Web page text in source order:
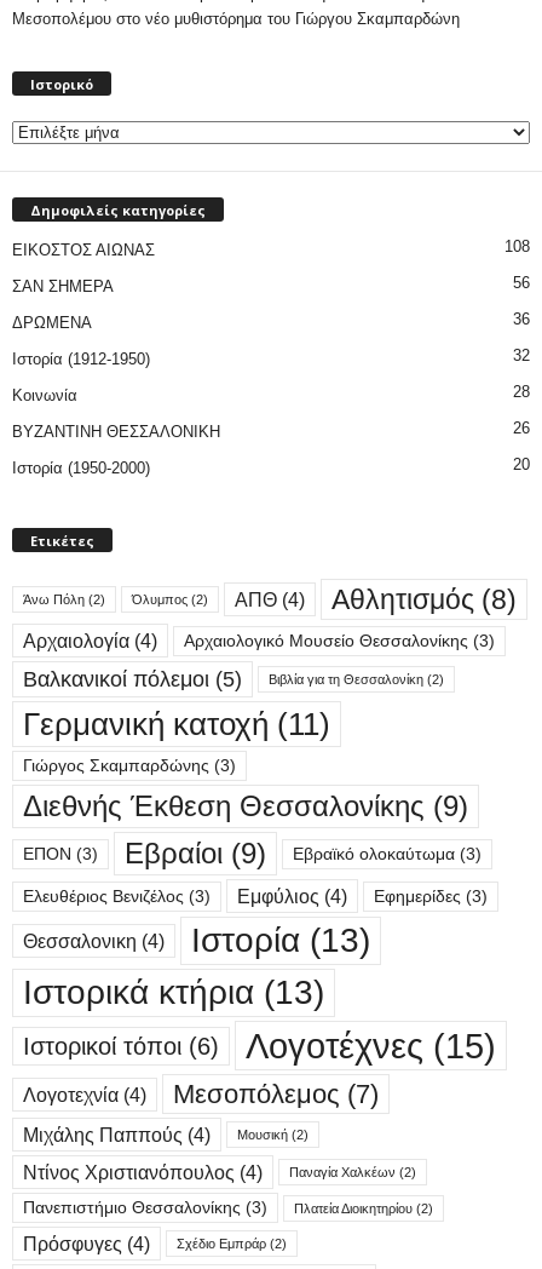
Μεσοπολέμου στο νέο μυθιστόρημα του Γιώργου Σκαμπαρδώνη
Ιστορικό
Δημοφιλείς κατηγορίες
ΕΙΚΟΣΤΟΣ ΑΙΩΝΑΣ 108
ΣΑΝ ΣΗΜΕΡΑ 56
ΔΡΩΜΕΝΑ 36
Ιστορία (1912-1950) 32
Κοινωνία 28
ΒΥΖΑΝΤΙΝΗ ΘΕΣΣΑΛΟΝΙΚΗ 26
Ιστορία (1950-2000) 20
Ετικέτες
Άνω Πόλη (2) Όλυμπος (2) ΑΠΘ (4) Αθλητισμός (8)
Αρχαιολογία (4) Αρχαιολογικό Μουσείο Θεσσαλονίκης (3)
Βαλκανικοί πόλεμοι (5) Βιβλία για τη Θεσσαλονίκη (2)
Γερμανική κατοχή (11)
Γιώργος Σκαμπαρδώνης (3)
Διεθνής Έκθεση Θεσσαλονίκης (9)
ΕΠΟΝ (3) Εβραίοι (9) Εβραϊκό ολοκαύτωμα (3)
Ελευθέριος Βενιζέλος (3) Εμφύλιος (4) Εφημερίδες (3)
Θεσσαλονικη (4) Ιστορία (13)
Ιστορικά κτήρια (13)
Ιστορικοί τόποι (6) Λογοτέχνες (15)
Λογοτεχνία (4) Μεσοπόλεμος (7)
Μιχάλης Παππούς (4) Μουσική (2)
Ντίνος Χριστιανόπουλος (4) Παναγία Χαλκέων (2)
Πανεπιστήμιο Θεσσαλονίκης (3) Πλατεία Διοικητηρίου (2)
Πρόσφυγες (4) Σχέδιο Εμπράρ (2)